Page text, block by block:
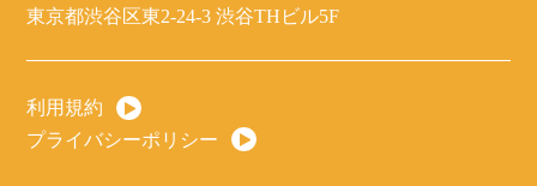
東京都渋谷区東2-24-3 渋谷THビル5F
利用規約
プライバシーポリシー